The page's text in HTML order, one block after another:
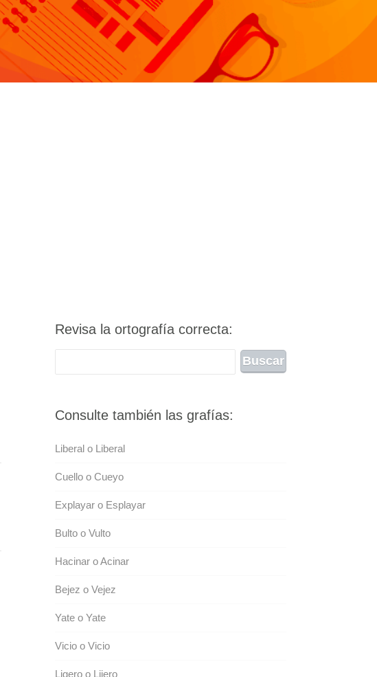
Revisa la ortografía correcta:
Consulte también las grafías:
Liberal o Liberal
Cuello o Cueyo
Explayar o Esplayar
Bulto o Vulto
Hacinar o Acinar
Bejez o Vejez
Yate o Yate
Vicio o Vicio
Ligero o Lijero